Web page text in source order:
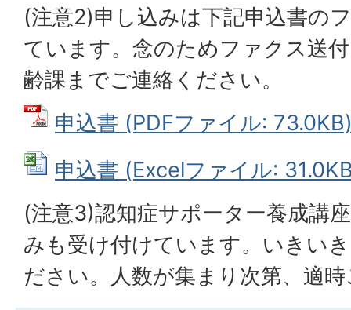
(注意2)申し込みは下記申込書の
ています。念のためファクス送
齢課までご連絡ください。
申込書 (PDFファイル:
申込書 (Excelファイル:
(注意3)認知症サポーター養成講
みも受け付けています。いきい
ださい。人数が集まり次第、適